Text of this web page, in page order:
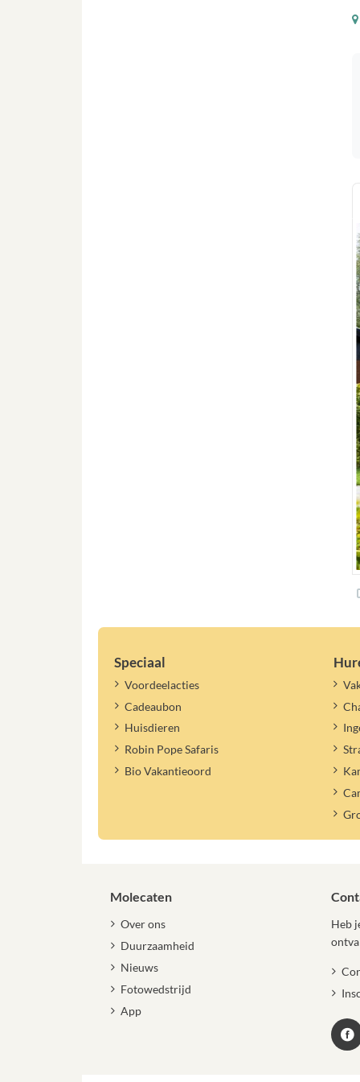
Speciaal
Voordeelacties
Cadeaubon
Huisdieren
Robin Pope Safaris
Bio Vakantieoord
Molecaten
Over ons
Duurzaamheid
Nieuws
Fotowedstrijd
App
Heb